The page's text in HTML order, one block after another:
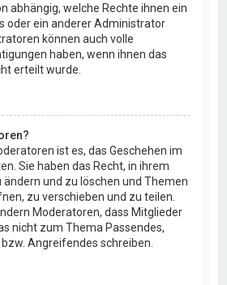
abhängig, welche Rechte ihnen ein
oder ein anderer Administrator
können auch volle
haben, wenn ihnen das
erteilt wurde.
ist es, das Geschehen im
Sie haben das Recht, in ihrem
ändern und zu löschen und Themen
zu verschieben und zu teilen.
Moderatoren, dass Mitglieder
nicht zum Thema Passendes,
Angreifendes schreiben.